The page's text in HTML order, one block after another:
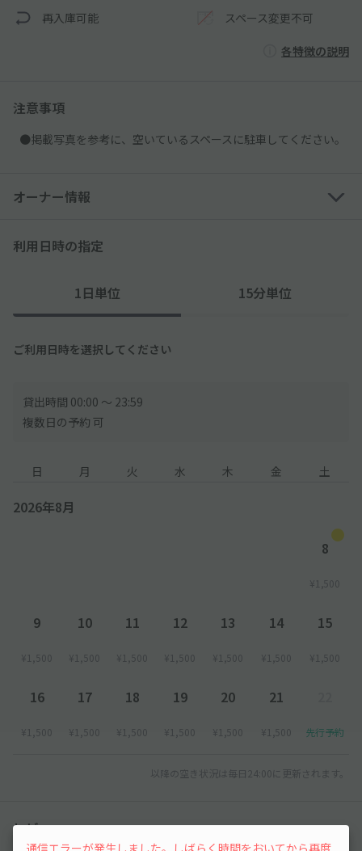
再入庫可能 スペース変更不可
各特徴の説明
注意事項
●掲載写真を参考に、空いているスペースに駐車してください。
オーナー情報
利用日時の指定
1日単位 15分単位
ご利用日時を選択してください
貸出時間 00:00 〜 23:59
複数日の予約 可
日 月 火 水 木 金 土
2026年8月
8
¥1,500
9
¥1,500
10
¥1,500
11
¥1,500
12
¥1,500
13
¥1,500
14
¥1,500
15
¥1,500
16
¥1,500
17
¥1,500
18
¥1,500
19
¥1,500
20
¥1,500
21
¥1,500 先行予約
以降の空き状況は毎日24:00に更新されます。
レビュー
通信エラーが発生しました。しばらく時間をおいてから再度